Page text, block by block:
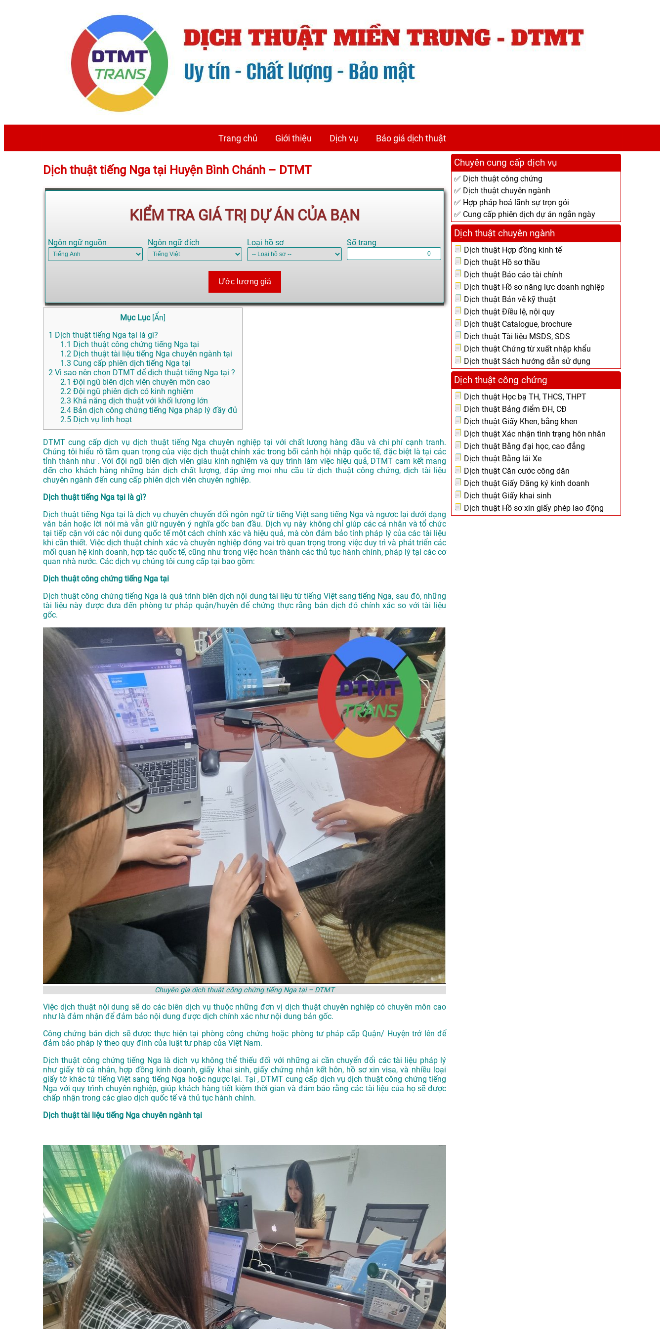
Trang chủ Giới thiệu Dịch vụ Báo giá dịch thuật
Dịch thuật tiếng Nga tại Huyện Bình Chánh – DTMT
KIỂM TRA GIÁ TRỊ DỰ ÁN CỦA BẠN
Ngôn ngữ nguồn Ngôn ngữ đích Loại hồ sơ Số trang
Ước lượng giá
Mục Lục [Ẩn]
1 Dịch thuật tiếng Nga tại là gì?
1.1 Dịch thuật công chứng tiếng Nga tại
1.2 Dịch thuật tài liệu tiếng Nga chuyên ngành tại
1.3 Cung cấp phiên dịch tiếng Nga tại
2 Vì sao nên chọn DTMT để dịch thuật tiếng Nga tại ?
2.1 Đội ngũ biên dịch viên chuyên môn cao
2.2 Đội ngũ phiên dịch có kinh nghiệm
2.3 Khả năng dịch thuật với khối lượng lớn
2.4 Bản dịch công chứng tiếng Nga pháp lý đầy đủ
2.5 Dịch vụ linh hoạt
DTMT cung cấp dịch vụ dịch thuật tiếng Nga chuyên nghiệp tại với chất lượng hàng đầu và chi phí cạnh tranh.
Chúng tôi hiểu rõ tầm quan trọng của việc dịch thuật chính xác trong bối cảnh hội nhập quốc tế, đặc biệt là tại các
tỉnh thành như . Với đội ngũ biên dịch viên giàu kinh nghiệm và quy trình làm việc hiệu quả, DTMT cam kết mang
đến cho khách hàng những bản dịch chất lượng, đáp ứng mọi nhu cầu từ dịch thuật công chứng, dịch tài liệu
chuyên ngành đến cung cấp phiên dịch viên chuyên nghiệp.
Dịch thuật tiếng Nga tại là gì?
Dịch thuật tiếng Nga tại là dịch vụ chuyên chuyển đổi ngôn ngữ từ tiếng Việt sang tiếng Nga và ngược lại dưới dạng
văn bản hoặc lời nói mà vẫn giữ nguyên ý nghĩa gốc ban đầu. Dịch vụ này không chỉ giúp các cá nhân và tổ chức
tại tiếp cận với các nội dung quốc tế một cách chính xác và hiệu quả, mà còn đảm bảo tính pháp lý của các tài liệu
khi cần thiết. Việc dịch thuật chính xác và chuyên nghiệp đóng vai trò quan trọng trong việc duy trì và phát triển các
mối quan hệ kinh doanh, hợp tác quốc tế, cũng như trong việc hoàn thành các thủ tục hành chính, pháp lý tại các cơ
quan nhà nước. Các dịch vụ chúng tôi cung cấp tại bao gồm:
Dịch thuật công chứng tiếng Nga tại
Dịch thuật công chứng tiếng Nga là quá trình biên dịch nội dung tài liệu từ tiếng Việt sang tiếng Nga, sau đó, những
tài liệu này được đưa đến phòng tư pháp quận/huyện để chứng thực rằng bản dịch đó chính xác so với tài liệu
gốc.
Chuyên gia dịch thuật công chứng tiếng Nga tại – DTMT
Việc dịch thuật nội dung sẽ do các biên dịch vụ thuộc những đơn vị dịch thuật chuyên nghiệp có chuyên môn cao
như là đảm nhận để đảm bảo nội dung được dịch chính xác như nội dung bản gốc.
Công chứng bản dịch sẽ được thực hiện tại phòng công chứng hoặc phòng tư pháp cấp Quận/ Huyện trở lên để
đảm bảo pháp lý theo quy đinh của luật tư pháp của Việt Nam.
Dịch thuật công chứng tiếng Nga là dịch vụ không thể thiếu đối với những ai cần chuyển đổi các tài liệu pháp lý
như giấy tờ cá nhân, hợp đồng kinh doanh, giấy khai sinh, giấy chứng nhận kết hôn, hồ sơ xin visa, và nhiều loại
giấy tờ khác từ tiếng Việt sang tiếng Nga hoặc ngược lại. Tại , DTMT cung cấp dịch vụ dịch thuật công chứng tiếng
Nga với quy trình chuyên nghiệp, giúp khách hàng tiết kiệm thời gian và đảm bảo rằng các tài liệu của họ sẽ được
chấp nhận trong các giao dịch quốc tế và thủ tục hành chính.
Dịch thuật tài liệu tiếng Nga chuyên ngành tại
Chuyên cung cấp dịch vụ
✅ Dịch thuật công chứng
✅ Dịch thuật chuyên ngành
✅ Hợp pháp hoá lãnh sự trọn gói
✅ Cung cấp phiên dịch dự án ngắn ngày
Dịch thuật chuyên ngành
Dịch thuật Hợp đồng kinh tế
Dịch thuật Hồ sơ thầu
Dịch thuật Báo cáo tài chính
Dịch thuật Hồ sơ năng lực doanh nghiệp
Dịch thuật Bản vẽ kỹ thuật
Dịch thuật Điều lệ, nội quy
Dịch thuật Catalogue, brochure
Dịch thuật Tài liệu MSDS, SDS
Dịch thuật Chứng từ xuất nhập khẩu
Dịch thuật Sách hướng dẫn sử dụng
Dịch thuật công chứng
Dịch thuật Học bạ TH, THCS, THPT
Dịch thuật Bảng điểm ĐH, CĐ
Dịch thuật Giấy Khen, bằng khen
Dịch thuật Xác nhận tình trạng hôn nhân
Dịch thuật Bằng đại học, cao đẳng
Dịch thuật Bằng lái Xe
Dịch thuật Căn cước công dân
Dịch thuật Giấy Đăng ký kinh doanh
Dịch thuật Giấy khai sinh
Dịch thuật Hồ sơ xin giấy phép lao động